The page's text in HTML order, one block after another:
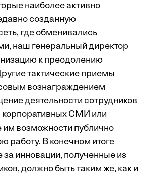
наиболее активно
созданную
где обменивались
наш генеральный директор
к преодолению
тактические приемы
вознаграждением
деятельности сотрудников
корпоративных СМИ или
им возможности публично
работу. В конечном итоге
инновации, полученные из
должно быть таким же, как и